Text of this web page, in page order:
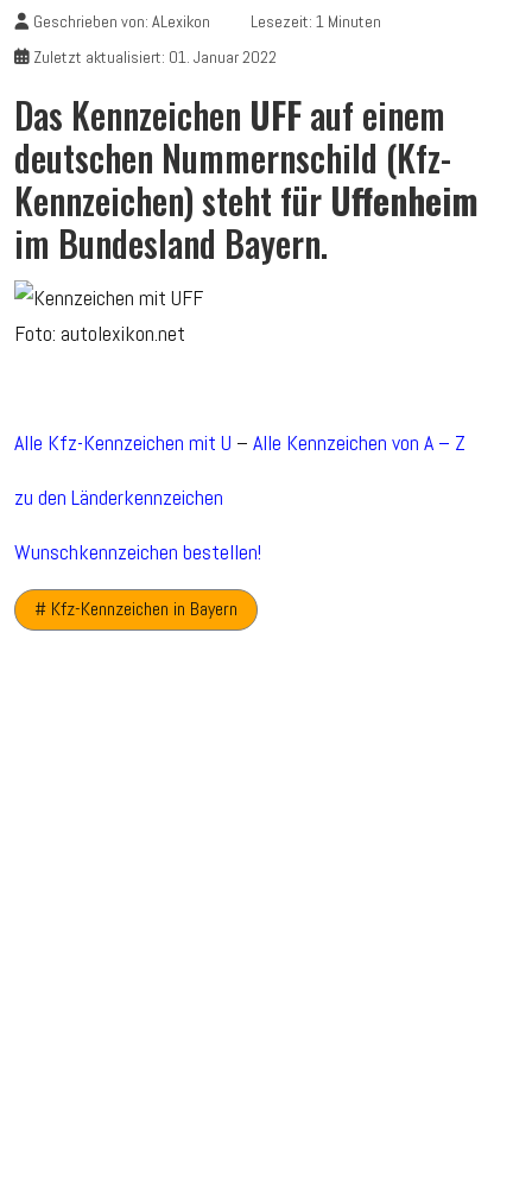
Geschrieben von: ALexikon
Lesezeit: 1 Minuten
Zuletzt aktualisiert: 01. Januar 2022
Das Kennzeichen UFFauf einem
deutschen Nummernschild (Kfz-
Kennzeichen) steht für Uffenheim
im Bundesland Bayern.
Foto: autolexikon.net
Alle Kfz-Kennzeichen mit U – Alle Kennzeichen von A – Z
zu den Länderkennzeichen
Wunschkennzeichen bestellen!
# Kfz-Kennzeichen in Bayern